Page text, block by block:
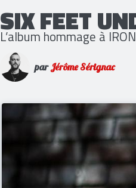
SIX FEET
L’album hommage à
parJérôme Sérignac